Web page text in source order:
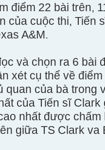
điểm 22 bài trên,
của cuộc thi, Tiến
A&M.
và chọn ra 6 bài
xét cụ thể về
quan của bà trong
của Tiến sĩ
nhất được
giữa TS Clark va